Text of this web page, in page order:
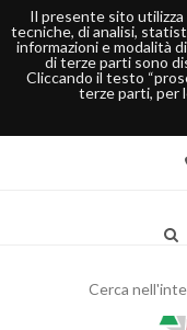
Il presente sito
tecniche, di analisi,
informazioni e modalità
di terze parti sono
Cliccando il testo
terze parti, per